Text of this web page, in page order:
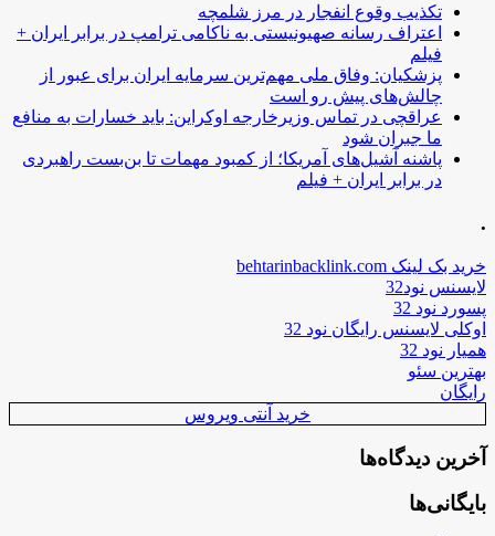
تکذیب وقوع انفجار در مرز شلمچه
اعتراف رسانه صهیونیستی به ناکامی ترامپ در برابر ایران +
فیلم
پزشکیان: وفاق ملی مهم‌ترین سرمایه ایران برای عبور از
چالش‌های پیش رو است
عراقچی در تماس وزیرخارجه اوکراین: باید خسارات به منافع
ما جبران شود
پاشنه آشیل‌های آمریکا؛ از کمبود مهمات تا بن‌بست راهبردی
در برابر ایران + فیلم
.
خرید بک لینک behtarinbacklink.com
لایسنس نود32
پسورد نود 32
اوکلی لایسنس رایگان نود 32
همیار نود 32
بهترین سئو
رایگان
خرید آنتی ویروس
آخرین دیدگاه‌ها
بایگانی‌ها